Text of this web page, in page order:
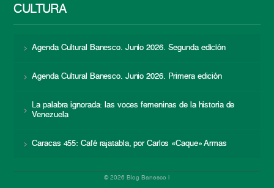
CULTURA
Agenda Cultural Banesco. Junio 2026. Segunda edición
Agenda Cultural Banesco. Junio 2026. Primera edición
La palabra ignorada: las voces femeninas de la historia de
Venezuela
Caracas 455: Café rajatabla, por Carlos «Caque» Armas
© 2026 Blog Banesco |